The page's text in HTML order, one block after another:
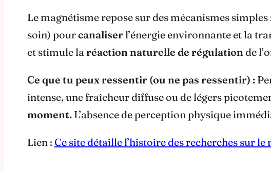
Le magnétisme repose sur des mécanismes
soin) pourcanaliserl’énergie environnante et la
et stimule laréaction naturelle de régulation de
Ce que tu peux ressentir (ou ne pas ressentir) :
intense, une fraîcheur diffuse ou de légers
moment.L’absence de perception physique
Lien : Ce site détaille l’histoire des recherches sur le